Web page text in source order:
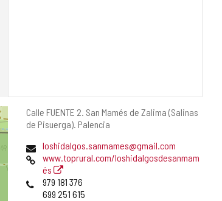
邮
寄
址
Calle FUENTE 2. San Mamés de Zalima (Salinas
de Pisuerga). Palencia
电
子
件
loshidalgos.sanmames@gmail.com
网
www.toprural.com/loshidalgosdesanmam
és
电
979 181 376
699 251 615